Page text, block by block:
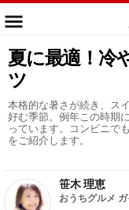
夏に最適！冷
ツ
本格的な暑さが続き、ス
好む季節。例年この時期
っています。コンビニで
をご紹介します。
笹木 理恵
おうちグルメ ガ